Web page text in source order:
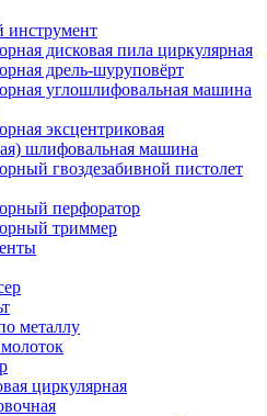
инструмент
дисковая пила циркулярная
дрель-шуруповёрт
углошлифовальная машина
эксцентриковая
шлифовальная машина
гвоздезабивной пистолет
перфоратор
триммер
металлу
циркулярная